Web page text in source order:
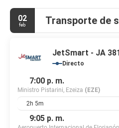
02
feb Transporte de
JetSmart - JA
Directo
7:00 p. m.
Ministro Pistarini, Ezeiza (EZE)
2h 5m
9:05 p. m.